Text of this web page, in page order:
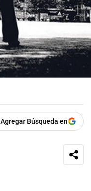
Agregar Búsqueda en